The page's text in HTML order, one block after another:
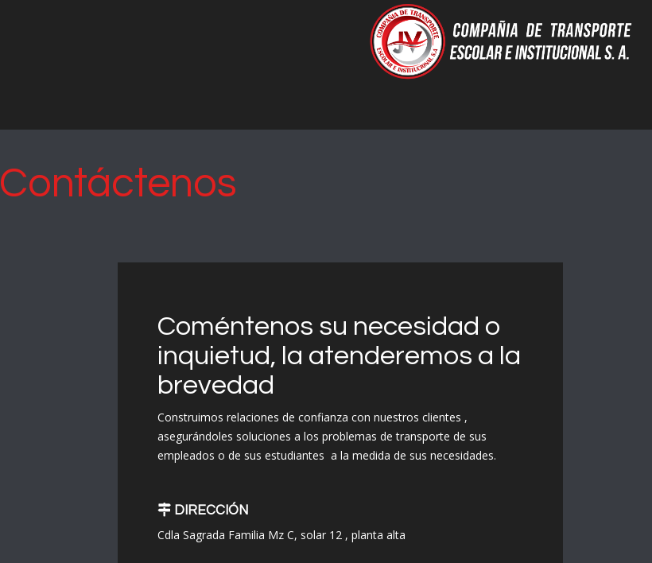
Contáctenos
Coméntenos su necesidad o
inquietud, la atenderemos a la
brevedad
Construimos relaciones de confianza con nuestros clientes ,
asegurándoles soluciones a los problemas de transporte de sus
empleados o de sus estudiantes a la medida de sus necesidades.
DIRECCIÓN
Cdla Sagrada Familia Mz C, solar 12 , planta alta